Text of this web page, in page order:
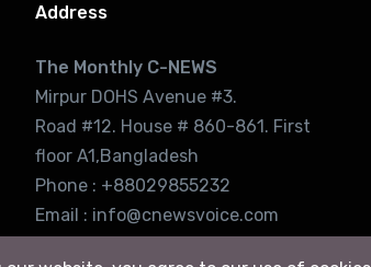
Address
The Monthly C-NEWS
Mirpur DOHS Avenue #3.
Road #12. House # 860-861. First
floor A1,Bangladesh
Phone : +88029855232
Email : info@cnewsvoice.com